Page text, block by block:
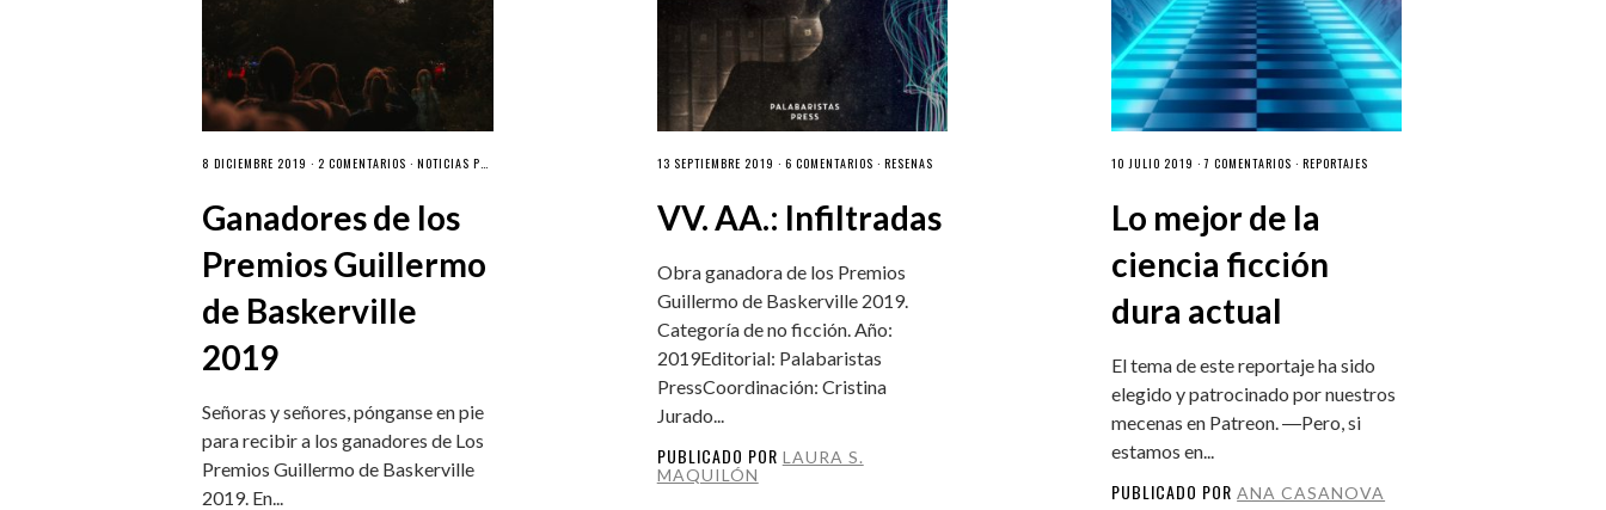
8 DICIEMBRE 2019 · 2 COMENTARIOS ·NOTICIAS PGB
Ganadores de los
Premios Guillermo
de Baskerville
2019
Señoras y señores, pónganse en pie
para recibir a los ganadores de Los
Premios Guillermo de Baskerville
2019. En...
13 SEPTIEMBRE 2019 · 6 COMENTARIOS · RESEÑAS
VV. AA.: Infiltradas
Obra ganadora de los Premios
Guillermo de Baskerville 2019.
Categoría de no ficción. Año:
2019Editorial: Palabaristas
PressCoordinación: Cristina
Jurado...
PUBLICADO POR LAURA S.
MAQUILÓN
10 JULIO 2019 ·7 COMENTARIOS ·REPORTAJES
Lo mejor de la
ciencia ficción
dura actual
El tema de este reportaje ha sido
elegido y patrocinado por nuestros
mecenas en Patreon. ―Pero, si
estamos en...
PUBLICADO PORANA CASANOVA